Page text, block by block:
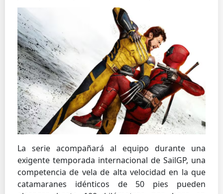
La serie acompañará al equipo durante una
exigente temporada internacional de SailGP, una
competencia de vela de alta velocidad en la que
catamaranes idénticos de 50 pies pueden